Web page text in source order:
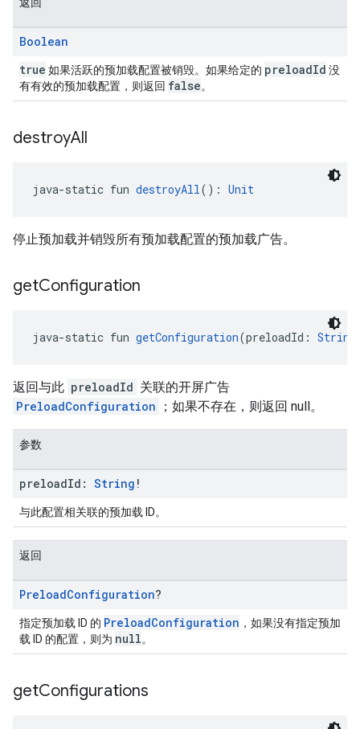
Boolean
true 如果活跃的预加载配置被销毁。如果给定的 preloadId 没
有有效的预加载配置，则返回 false。
destroyAll
java-static fun destroyAll(): Unit
停止预加载并销毁所有预加载配置的预加载广告。
getConfiguration
java-static fun getConfiguration(preloadId: String
返回与此 preloadId 关联的开屏广告
PreloadConfiguration
；如果不存在，则返回 null。
参数
preloadId: String !
与此配置相关联的预加载 ID。
返回
PreloadConfiguration?
指定预加载 ID 的 PreloadConfiguration ，如果没有指定预加
载 ID 的配置，则为 null。
getConfigurations